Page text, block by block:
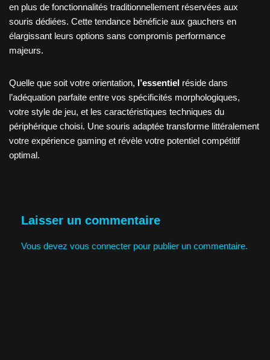
en plus de fonctionnalités traditionnellement réservées aux
souris dédiées. Cette tendance bénéficie aux gauchers en
élargissant leurs options sans compromis performance
majeurs.
Quelle que soit votre orientation, l’essentiel réside dans
l’adéquation parfaite entre vos spécificités morphologiques,
votre style de jeu, et les caractéristiques techniques du
périphérique choisi. Une souris adaptée transforme littéralement
votre expérience gaming et révèle votre potentiel compétitif
optimal.
Laisser un commentaire
Vous devez vous connecter pour publier un commentaire.